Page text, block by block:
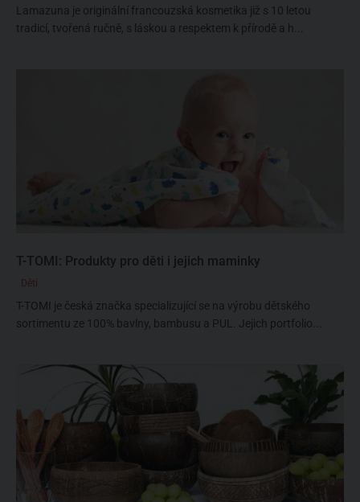
Lamazuna je originální francouzská kosmetika již s 10 letou
tradicí, tvořená ručně, s láskou a respektem k přírodě a h...
T-TOMI: Produkty pro děti i jejich maminky
Děti
T-TOMI je česká značka specializující se na výrobu dětského
sortimentu ze 100% bavlny, bambusu a PUL. Jejich portfolio...